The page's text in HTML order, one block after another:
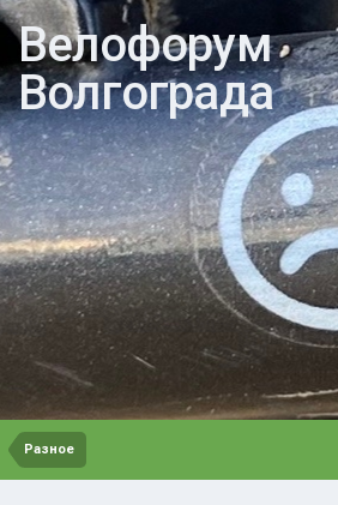
Велофорум
Волгограда
Разное